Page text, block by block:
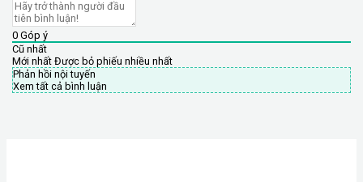
0Góp ý
Cũ nhất
Mới nhất Được bỏ phiếu nhiều nhất
Phản hồi nội tuyến
Xem tất cả bình luận